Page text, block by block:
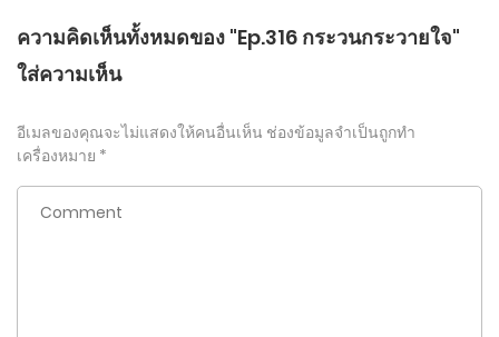
ความคิดเห็นทั้งหมดของ "Ep.316 กระวนกระวายใจ"
ใส่ความเห็น
อีเมลของคุณจะไม่แสดงให้คนอื่นเห็น ช่องข้อมูลจำเป็นถูกทำ
เครื่องหมาย *